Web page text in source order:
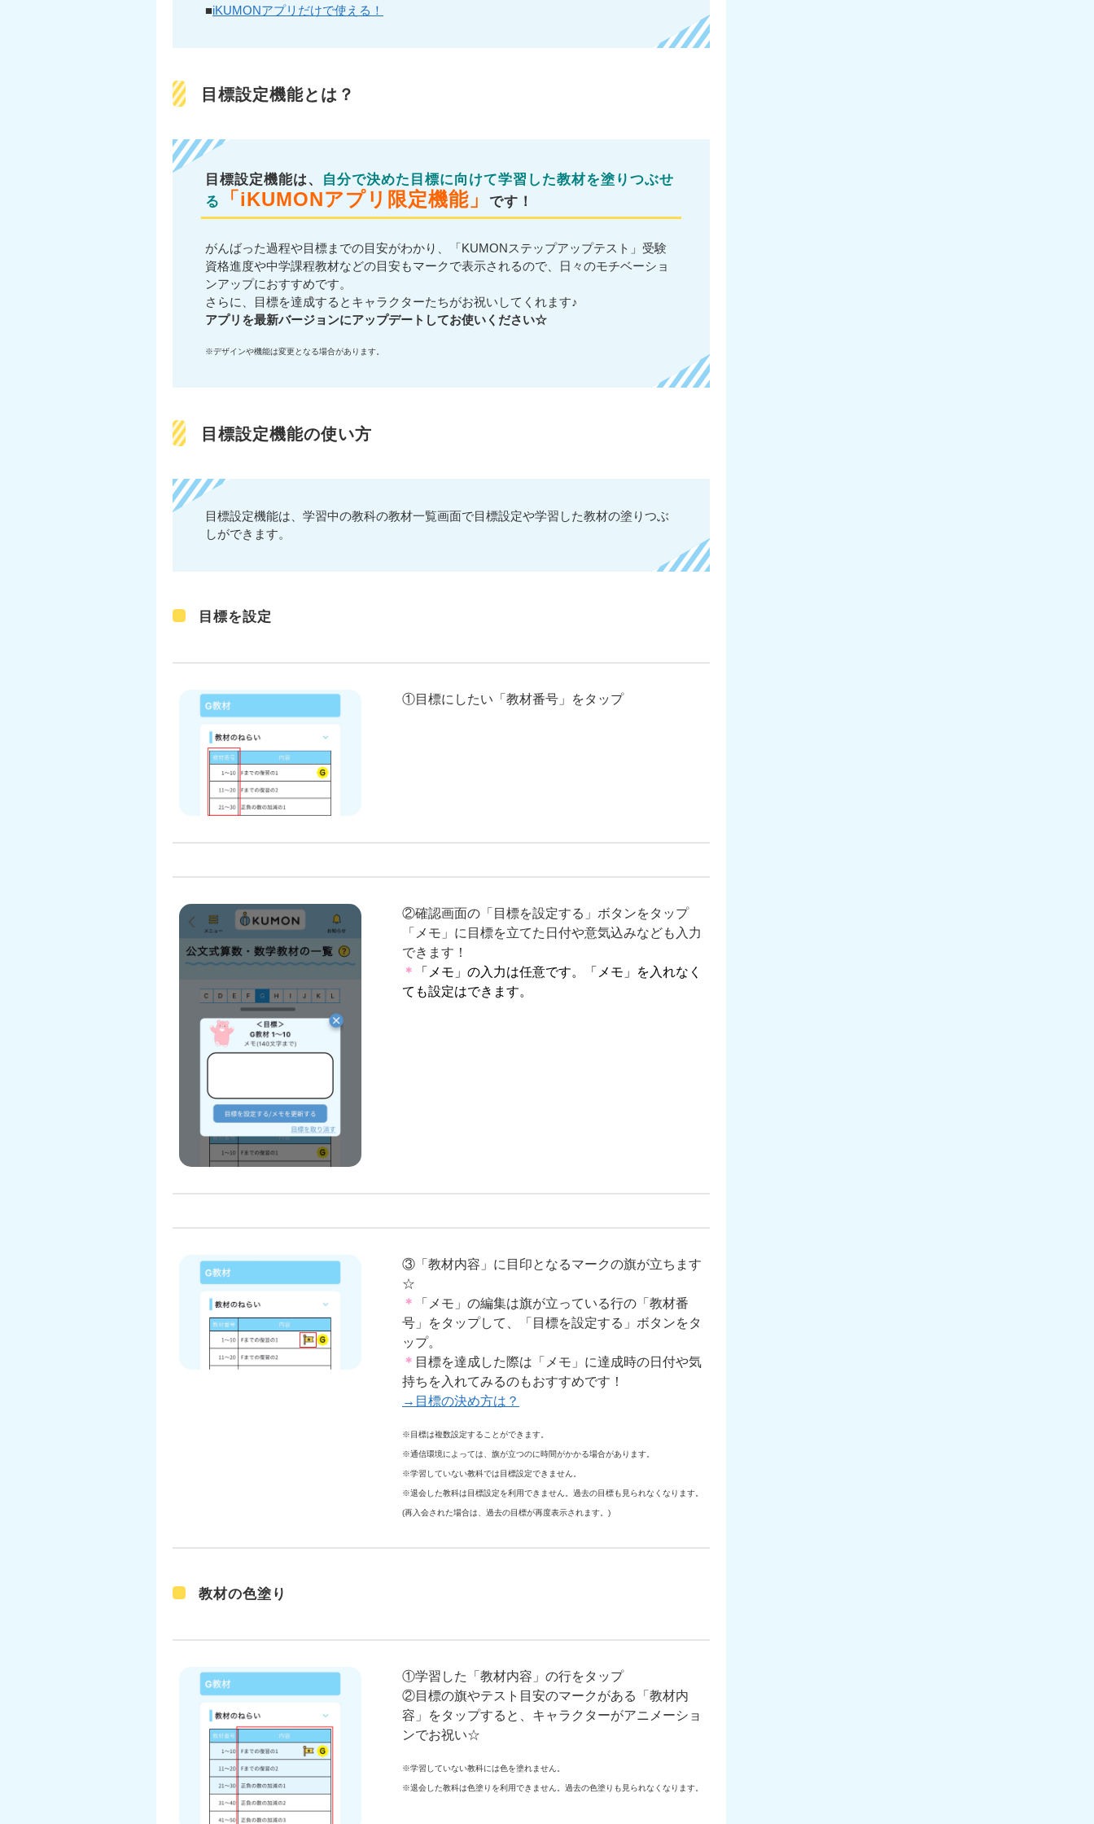
■iKUMONアプリだけで使える！
目標設定機能とは？
目標設定機能は、
自分で決めた目標に向けて学習した教材を塗りつぶせ
る
「iKUMONアプリ限定機能」 です！
がんばった過程や目標までの目安がわかり、「KUMONステップアップテスト」受験
資格進度や中学課程教材などの目安もマークで表示されるので、日々のモチベーショ
ンアップにおすすめです。
さらに、目標を達成するとキャラクターたちがお祝いしてくれます♪
アプリを最新バージョンにアップデートしてお使いください☆
※デザインや機能は変更となる場合があります。
目標設定機能の使い方
目標設定機能は、学習中の教科の教材一覧画面で目標設定や学習した教材の塗りつぶ
しができます。
目標を設定
①目標にしたい「教材番号」をタップ
②確認画面の「目標を設定する」ボタンをタップ
「メモ」に目標を立てた日付や意気込みなども入力
できます！
＊
「メモ」の入力は任意です。「メモ」を入れなく
ても設定はできます。
③「教材内容」に目印となるマークの旗が立ちます
☆
＊
「メモ」の編集は旗が立っている行の「教材番
号」をタップして、「目標を設定する」ボタンをタ
ップ。
＊ 目標を達成した際は「メモ」に達成時の日付や気
持ちを入れてみるのもおすすめです！
→目標の決め方は？
※目標は複数設定することができます。
※通信環境によっては、旗が立つのに時間がかかる場合があります。
※学習していない教科では目標設定できません。
※退会した教科は目標設定を利用できません。過去の目標も見られなくなります。
(再入会された場合は、過去の目標が再度表示されます。)
教材の色塗り
①学習した「教材内容」の行をタップ
②目標の旗やテスト目安のマークがある「教材内
容」をタップすると、キャラクターがアニメーショ
ンでお祝い☆
※学習していない教科には色を塗れません。
※退会した教科は色塗りを利用できません。過去の色塗りも見られなくなります。